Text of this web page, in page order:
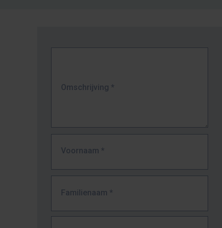
Omschrijving *
Voornaam *
Familienaam *